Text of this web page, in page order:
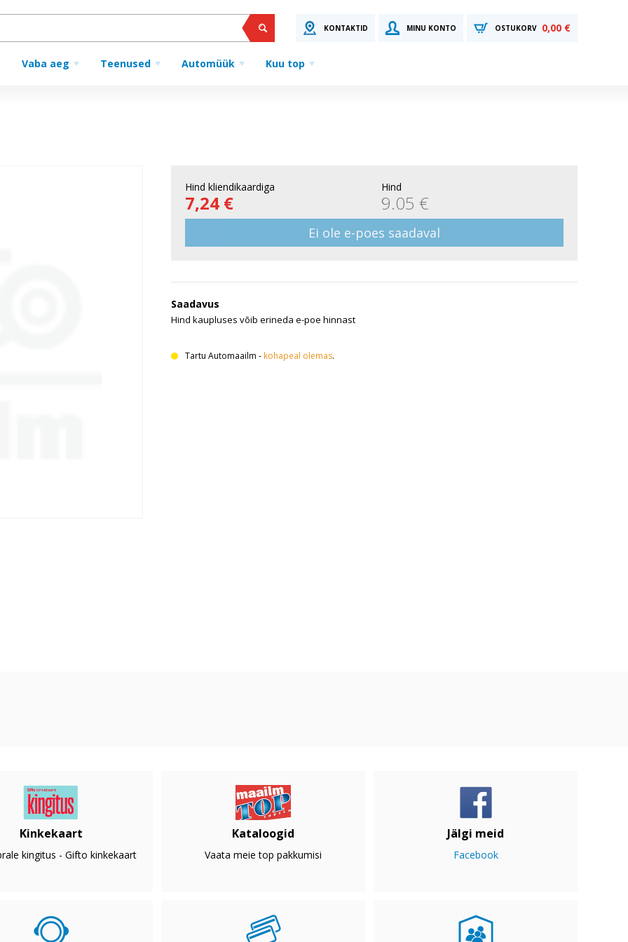
KONTAKTID MINU KONTO OSTUKORV 0,00 €
Vaba aeg Teenused Automüük Kuu top
Hind kliendikaardiga
7,24 €
Hind
9.05 €
Ei ole e-poes saadaval
Saadavus
Hind kaupluses võib erineda e-poe hinnast
Tartu Automaailm - kohapeal olemas.
Kinkekaart
kingitus - Gifto kinkekaart
Kataloogid
Vaata meie top pakkumisi
Jälgi meid
Facebook